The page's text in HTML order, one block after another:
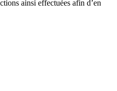
ainsi effectuées afin d’en